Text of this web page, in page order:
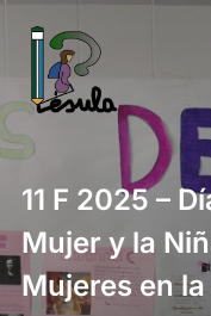
contenido
11 F 2025 –
Mujer y la
Mujeres en